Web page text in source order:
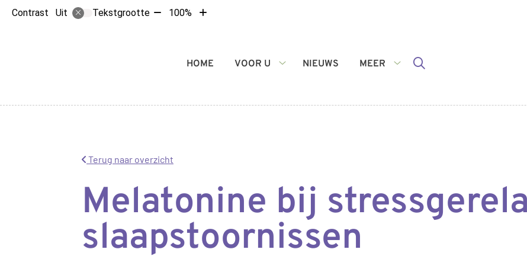
Contrast Uit Tekstgrootte Tekst100%
Tekst
Hoofdmenu
HOME
VOOR U
NIEUWS
MEER
Terug naar overzicht
Melatonine bij
slaapstoornissen